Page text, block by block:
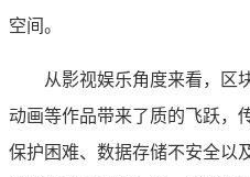
空间。
从影视娱乐角度来看，区
动画等作品带来了质的飞跃，
保护困难、数据存储不安全以